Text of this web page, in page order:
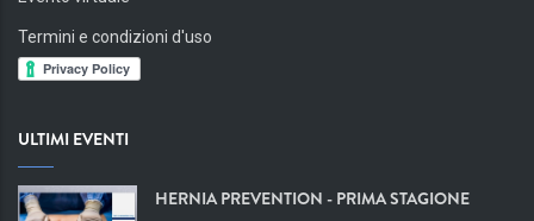
Termini e condizioni d'uso
ULTIMI EVENTI
HERNIA PREVENTION - PRIMA STAGIONE